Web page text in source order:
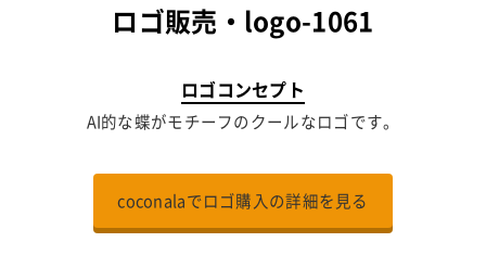
ロゴ販売・logo-1061
ロゴコンセプト
AI的な蝶がモチーフのクールなロゴです。
coconalaでロゴ購入の詳細を見る